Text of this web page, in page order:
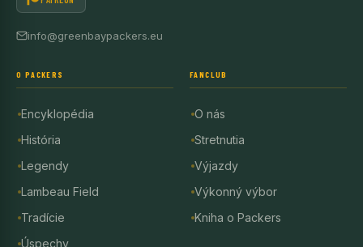
info@greenbaypackers.eu
O PACKERS
Encyklopédia
História
Legendy
Lambeau Field
Tradície
Úspechy
FANCLUB
O nás
Stretnutia
Výjazdy
Výkonný výbor
Kniha o Packers